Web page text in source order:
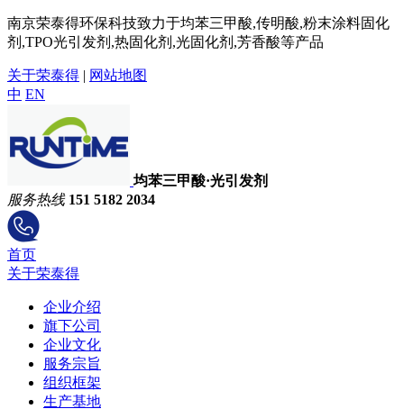
南京荣泰得环保科技致力于均苯三甲酸,传明酸,粉末涂料固化
剂,TPO光引发剂,热固化剂,光固化剂,芳香酸等产品
关于荣泰得 | 网站地图
中 EN
均苯三甲酸·光引发剂
服务热线 151 5182 2034
首页
关于荣泰得
企业介绍
旗下公司
企业文化
服务宗旨
组织框架
生产基地